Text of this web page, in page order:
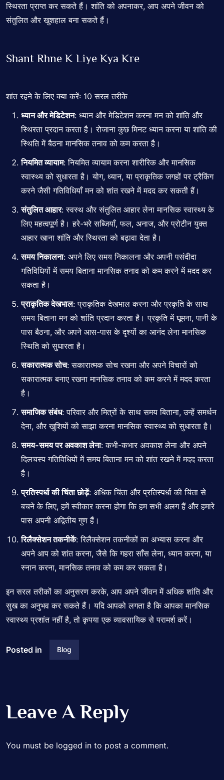
स्थिरता प्राप्त कर सकते हैं। शांति को अपनाकर, आप अपने जीवन को
संतुलित और खुशहाल बना सकते हैं।
Shant Rhne K Liye Kya Kre
शांत रहने के लिए क्या करें: 10 सरल तरीके
ध्यान और मेडिटेशन: ध्यान और मेडिटेशन करना मन को शांति और
स्थिरता प्रदान करता है। रोजाना कुछ मिनट ध्यान करना या शांति की
स्थिति में बैठना मानसिक तनाव को कम करता है।
नियमित व्यायाम: नियमित व्यायाम करना शारीरिक और मानसिक
स्वास्थ्य को सुधारता है। योग, ध्यान, या प्राकृतिक जगहों पर ट्रैकिंग
करने जैसी गतिविधियाँ मन को शांत रखने में मदद कर सकती हैं।
संतुलित आहार: स्वस्थ और संतुलित आहार लेना मानसिक स्वास्थ्य के
लिए महत्वपूर्ण है। हरे-भरे सब्जियाँ, फल, अनाज, और प्रोटीन युक्त
आहार खाना शांति और स्थिरता को बढ़ावा देता है।
समय निकालना: अपने लिए समय निकालना और अपनी पसंदीदा
गतिविधियों में समय बिताना मानसिक तनाव को कम करने में मदद कर
सकता है।
प्राकृतिक देखभाल: प्राकृतिक देखभाल करना और प्रकृति के साथ
समय बिताना मन को शांति प्रदान करता है। प्रकृति में घूमना, पानी के
पास बैठना, और अपने आस-पास के दृश्यों का आनंद लेना मानसिक
स्थिति को सुधारता है।
सकारात्मक सोच: सकारात्मक सोच रखना और अपने विचारों को
सकारात्मक बनाए रखना मानसिक तनाव को कम करने में मदद करता
है।
समाजिक संबंध: परिवार और मित्रों के साथ समय बिताना, उन्हें समर्थन
देना, और खुशियों को साझा करना मानसिक स्वास्थ्य को सुधारता है।
समय-समय पर अवकाश लेना: कभी-कभार अवकाश लेना और अपने
दिलचस्प गतिविधियों में समय बिताना मन को शांत रखने में मदद करता
है।
प्रतिस्पर्धा की चिंता छोड़ें: अधिक चिंता और प्रतिस्पर्धा की चिंता से
बचने के लिए, हमें स्वीकार करना होगा कि हम सभी अलग हैं और हमारे
पास अपनी अद्वितीय गुण हैं।
रिलैक्सेशन तकनीकें: रिलैक्सेशन तकनीकों का अभ्यास करना और
अपने आप को शांत करना, जैसे कि गहरा साँस लेना, ध्यान करना, या
स्नान करना, मानसिक तनाव को कम कर सकता है।
इन सरल तरीकों का अनुसरण करके, आप अपने जीवन में अधिक शांति और
सुख का अनुभव कर सकते हैं। यदि आपको लगता है कि आपका मानसिक
स्वास्थ्य प्रशांत नहीं है, तो कृपया एक व्यावसायिक से परामर्श करें।
Posted in Blog
Leave A Reply
You must be logged in to post a comment.